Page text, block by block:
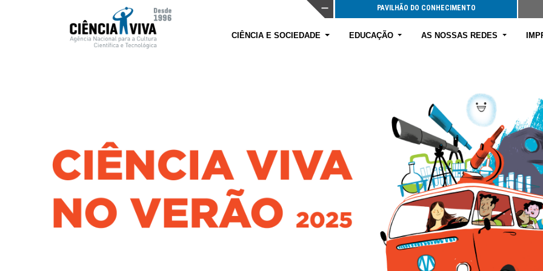
CIÊNCIA E SOCIEDADE EDUCAÇÃO AS NOSSAS REDES